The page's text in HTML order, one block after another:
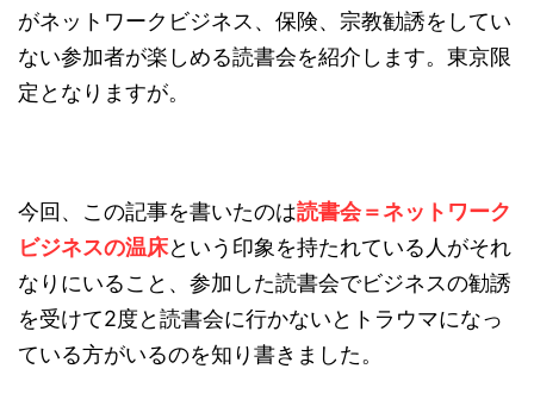
がネットワークビジネス、保険、宗教勧誘をしてい
ない参加者が楽しめる読書会を紹介します。東京限
定となりますが。
今回、この記事を書いたのは読書会＝ネットワーク
ビジネスの温床という印象を持たれている人がそれ
なりにいること、参加した読書会でビジネスの勧誘
を受けて2度と読書会に行かないとトラウマになっ
ている方がいるのを知り書きました。